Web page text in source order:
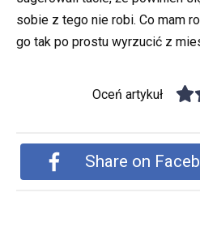
sobie z tego nie robi. Co mam
go tak po prostu wyrzucić z
Oceń artykuł
Share on